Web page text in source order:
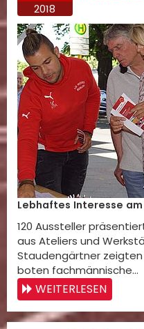
2018
Lebhaftes Interesse am
120 Aussteller
aus Ateliers und
Staudengärtner
boten fachmännische…
WEITERLESEN